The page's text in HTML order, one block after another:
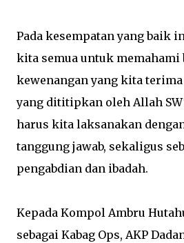
Pada kesempatan yang baik
kita semua untuk memahami
kewenangan yang kita
yang dititipkan oleh Allah
harus kita laksanakan
tanggung jawab, sekaligus
pengabdian dan ibadah.
Kepada Kompol Ambru
sebagai Kabag Ops, AKP